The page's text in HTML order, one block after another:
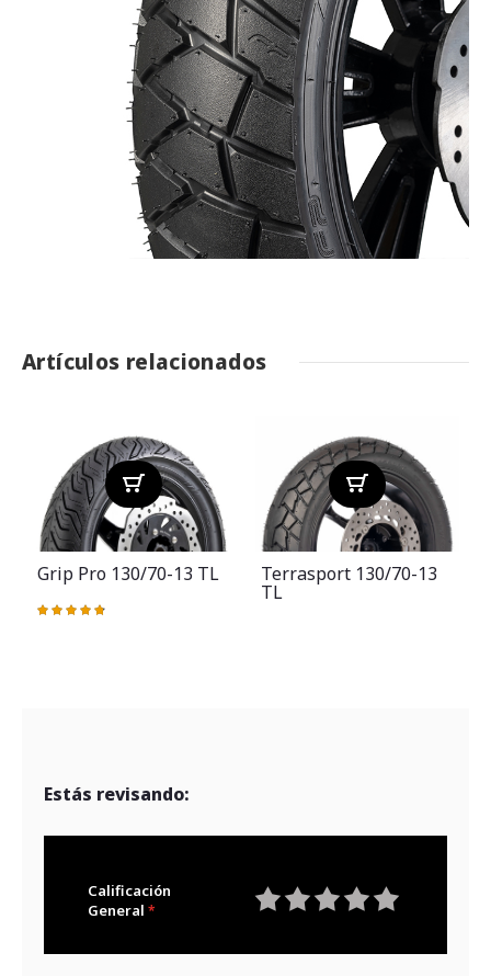
Artículos relacionados
Grip Pro 130/70-13 TL
Valoración:
Terrasport 130/70-13
TL
Estás revisando:
Calificación
General